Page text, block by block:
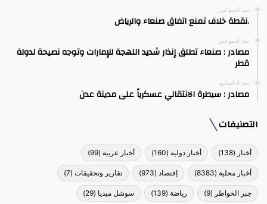
منذ أسبوعين
.نقطة خلاف تمنع اتفاق صنعاء والرياض
منذ أسبوعين
مصادر : صنعاء تطلق إنذار شديد اللهجة للإمارات وتوجه نصيحة لدولة
قطر
منذ 4 أسابيع
مصادر : سيطرة الانتقالي عسكرياً على مدينة عدن
التصنيفات
أخبار (138) أخبار دولية (160) أخبار عربية (99)
أخبار محلية (8383) إقتصاد (973) تقارير وتحقيقات (7)
جبر الخواطر (9) رياضة (139) سوشل ميديا (29)